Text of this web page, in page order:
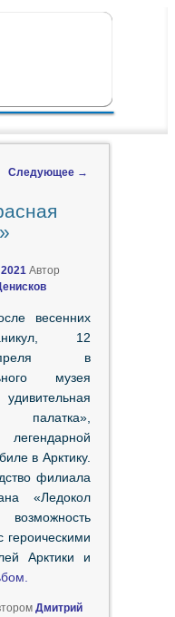
Следующее →
Автор
весенних
12
в
музея
палатка»,
в Арктику.
филиала
«Ледокол
героическими
Арктики и
Дмитрий